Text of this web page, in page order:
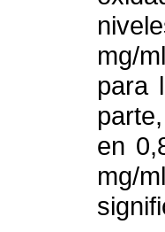
mg/
para
en
mg/